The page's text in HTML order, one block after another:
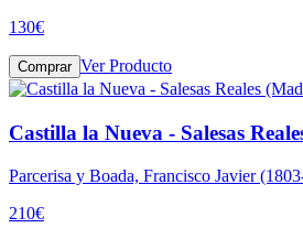
130€
Comprar Ver Producto
Castilla la Nueva - Salesas
Parcerisa y Boada, Francisco Javier
210€